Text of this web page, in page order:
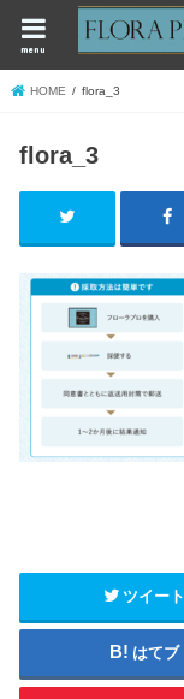
menu
HOME flora_3
flora_3
ツイート
はてブ